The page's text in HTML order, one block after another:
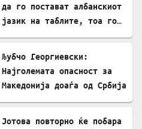
да го постават албанскиот
јазик на таблите, тоа го
Љубчо Георгиевски:
Најголемата опасност за
Македонија доаѓа од Србија
Јотова повторно ќе побара